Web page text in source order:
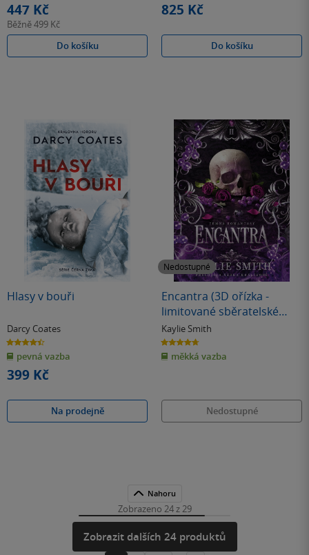
447 Kč
Běžně499 Kč
Do košíku
825 Kč
Do košíku
Hlasy v bouři
Darcy Coates
4.4
z
5
hvězdiček
pevná vazba
399 Kč
Na prodejně
Nedostupné
Encantra (3D ořízka -
limitované sběratelské
vydání)
Kaylie Smith
4.7
z
5
hvězdiček
měkká vazba
Nedostupné
Nahoru
Zobrazeno 24 z 29
Zobrazit dalších 24 produktů